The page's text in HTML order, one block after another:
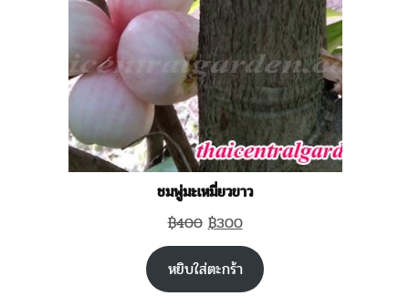
ชมพู่มะเหมี่ยวขาว
฿400 Original
price
was:
฿400.
฿300Current
price
is:
฿300.
หยิบใส่ตะกร้า